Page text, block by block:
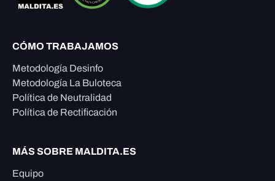
CÓMO TRABAJAMOS
Metodología Desinfo
Metodología La Buloteca
Política de Neutralidad
Política de Rectificación
MÁS SOBRE MALDITA.ES
Equipo